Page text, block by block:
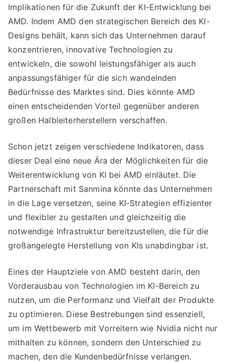
Implikationen für die Zukunft der KI-Entwicklung bei
AMD. Indem AMD den strategischen Bereich des KI-
Designs behält, kann sich das Unternehmen darauf
konzentrieren, innovative Technologien zu
entwickeln, die sowohl leistungsfähiger als auch
anpassungsfähiger für die sich wandelnden
Bedürfnisse des Marktes sind. Dies könnte AMD
einen entscheidenden Vorteil gegenüber anderen
großen Halbleiterherstellern verschaffen.
Schon jetzt zeigen verschiedene Indikatoren, dass
dieser Deal eine neue Ära der Möglichkeiten für die
Weiterentwicklung von KI bei AMD einläutet. Die
Partnerschaft mit Sanmina könnte das Unternehmen
in die Lage versetzen, seine KI-Strategien effizienter
und flexibler zu gestalten und gleichzeitig die
notwendige Infrastruktur bereitzustellen, die für die
großangelegte Herstellung von KIs unabdingbar ist.
Eines der Hauptziele von AMD besteht darin, den
Vorderausbau von Technologien im KI-Bereich zu
nutzen, um die Performanz und Vielfalt der Produkte
zu optimieren. Diese Bestrebungen sind essenziell,
um im Wettbewerb mit Vorreitern wie Nvidia nicht nur
mithalten zu können, sondern den Unterschied zu
machen, den die Kundenbedürfnisse verlangen.